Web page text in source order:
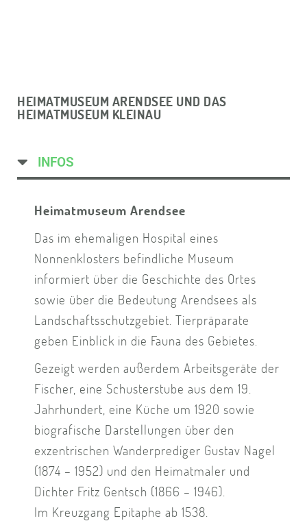
HEIMATMUSEUM ARENDSEE UND DAS
HEIMATMUSEUM KLEINAU
INFOS
Heimatmuseum Arendsee
Das im ehemaligen Hospital eines
Nonnenklosters befindliche Museum
informiert über die Geschichte des Ortes
sowie über die Bedeutung Arendsees als
Landschaftsschutzgebiet. Tierpräparate
geben Einblick in die Fauna des Gebietes.
Gezeigt werden außerdem Arbeitsgeräte der
Fischer, eine Schusterstube aus dem 19.
Jahrhundert, eine Küche um 1920 sowie
biografische Darstellungen über den
exzentrischen Wanderprediger Gustav Nagel
(1874 – 1952) und den Heimatmaler und
Dichter Fritz Gentsch (1866 – 1946).
Im Kreuzgang Epitaphe ab 1538.